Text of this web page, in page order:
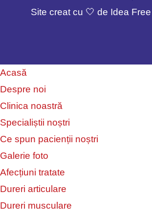
Site creat cu 🤍 de Idea
Acasă
Despre noi
Clinica noastră
Specialiștii noștri
Ce spun pacienții noștri
Galerie foto
Afecțiuni tratate
Dureri articulare
Dureri musculare